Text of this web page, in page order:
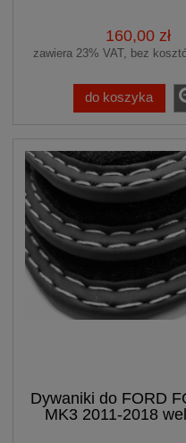
160,00 zł
zawiera 23% VAT, bez
do koszyka
Dywaniki do FORD
MK3 2011-2018